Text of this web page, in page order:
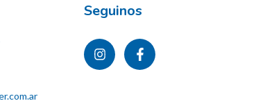
Seguinos